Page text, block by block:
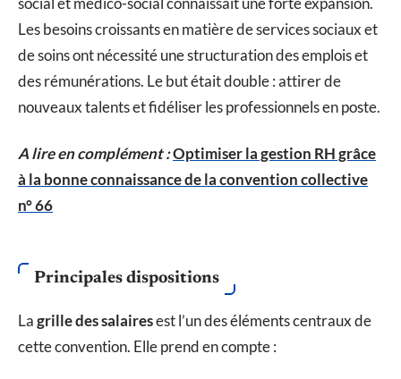
Les besoins croissants en matière de services sociaux et
de soins ont nécessité une structuration des emplois et
des rémunérations. Le but était double : attirer de
nouveaux talents et fidéliser les professionnels en poste.
A lire en complément :Optimiser la gestion RH grâce
à la bonne connaissance de la convention collective
n° 66
Principales dispositions
Lagrille des salairesest l’un des éléments centraux de
cette convention. Elle prend en compte :